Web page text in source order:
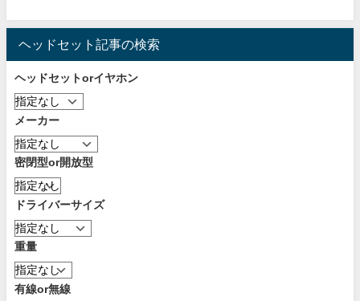
ヘッドセット記事の検索
ヘッドセットorイヤホン
メーカー
密閉型or開放型
ドライバーサイズ
重量
有線or無線